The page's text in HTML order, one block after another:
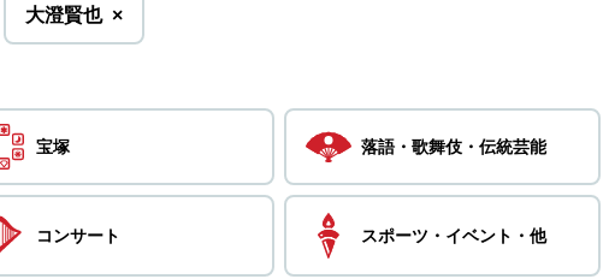
大澄賢也を
削
×
宝塚 落語・歌舞伎・伝統芸能
コンサート スポーツ・ イベント・他